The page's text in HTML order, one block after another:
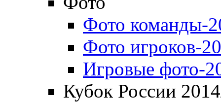
Фото команды-
Фото игроков-
Игровые фото-
Кубок России